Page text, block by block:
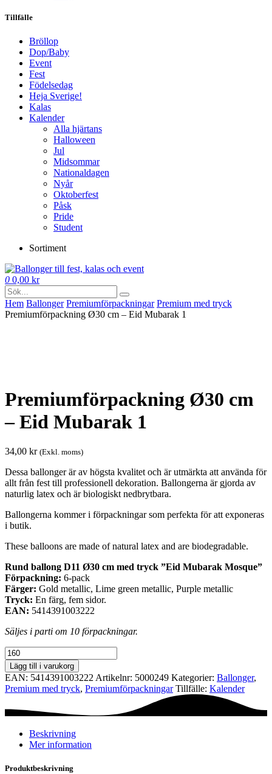
Tillfälle
Bröllop
Dop/Baby
Event
Fest
Födelsedag
Heja Sverige!
Kalas
Kalender
Alla hjärtans
Halloween
Jul
Midsommar
Nationaldagen
Nyår
Oktoberfest
Påsk
Pride
Student
Sortiment
0 0,00 kr
Hem Ballonger Premium­förpackningar Premium med tryck
Premiumförpackning Ø30 cm – Eid Mubarak 1
Premiumförpackning Ø30 cm
– Eid Mubarak 1
34,00 kr (Exkl. moms)
Dessa ballonger är av högsta kvalitet och är utmärkta att använda för
allt från fest till professionell dekoration. Ballongerna är gjorda av
naturlig latex och är biologiskt nedbrytbara.
Ballongerna kommer i förpackningar som perfekta för att exponeras
i butik.
These balloons are made of natural latex and are biodegradable.
Rund ballong D11 Ø30 cm med tryck ”Eid Mubarak Mosque”
Förpackning: 6-pack
Färger: Gold metallic, Lime green metallic, Purple metallic
Tryck: En färg, fem sidor.
EAN: 5414391003222
Säljes i parti om 10 förpackningar.
Premiumförpackning
Ø30
cm
-
Eid
1
mängd
Lägg till i varukorg
EAN: 5414391003222 Artikelnr: 5000249 Kategorier: Ballonger,
Premium med tryck, Premium­förpackningar Tillfälle: Kalender
Beskrivning
Mer information
Produktbeskrivning